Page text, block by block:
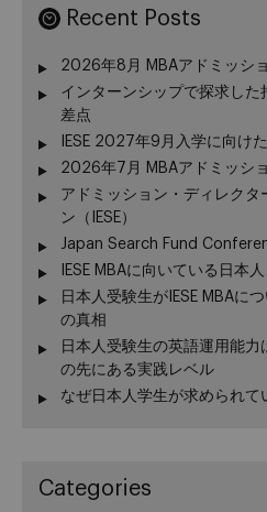
Recent Posts
2026年8月 MBAアドミッシ
インターンシップで探求した
差点
IESE 2027年9月入学に向け
2026年7月 MBAアドミッシ
アドミッション・ディレク
ン（IESE）
Japan Search Fund
IESE MBAに向いている日本
日本人受験生がIESE MBAに
の真相
日本人受験生の英語運用能
の先にある実践レベル
なぜ日本人学生が求められて
Categories